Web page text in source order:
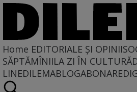
Home EDITORIALE ȘI OPINII
SĂPTĂMÎNIILA ZI ÎN CULTURĂ
LINEDILEMABLOGABONARE